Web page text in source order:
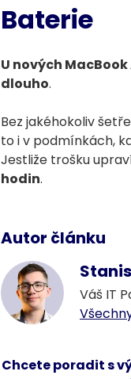
Baterie
U nových
dlouho.
Bez jakéhokoliv
to i v podmínkách,
Jestliže trošku
hodin.
Autor článku
Váš IT
Chcete poradit s